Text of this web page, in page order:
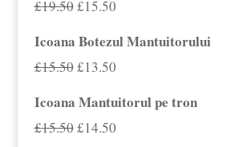
£15.00.
£19.50Prețul
£19.50.
£15.50Prețul
Icoana Botezul Mantuitorului
£15.50Prețul
£13.50Prețul
Icoana Mantuitorul pe tron
£15.50Prețul
£14.50Prețul